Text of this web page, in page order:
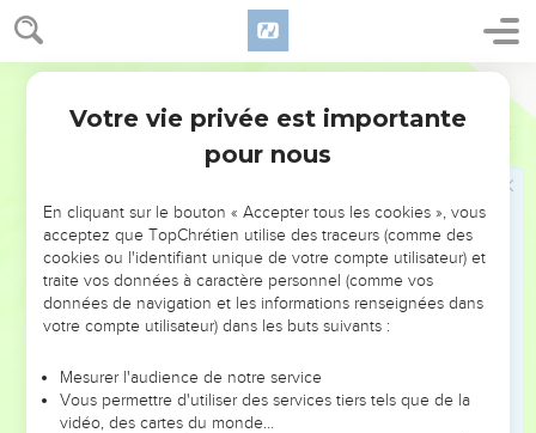
Genèse 46
Jacob en Égypte
Jacob envoya Juda vers Joseph avant lui pour qu'il lui
prépare la voie en Gosen, et ils arrivèrent dans la région de
Joseph attela son char et y monta pour aller à la rencontre
de son père Israël en Gosen. Dès qu'il le vit, il se jeta à son
cou et pleura longtemps sur son épaule.
Israël dit à Joseph : « Je peux mourir maintenant, puisque
tu es encore en vie et que j'ai vu ton visage. »
Joseph dit à ses frères et à la famille de son père : « Je vais
mon père, qui étaient dans le pays de Canaan, sont venus
vers moi.
Votre vie privée est importante
pour nous
En cliquant sur le bouton « Accepter tous les cookies », vous
acceptez que TopChrétien utilise des traceurs (comme des
cookies ou l'identifiant unique de votre compte utilisateur) et
traite vos données à caractère personnel (comme vos
données de navigation et les informations renseignées dans
votre compte utilisateur) dans les buts suivants :
Mesurer l'audience de notre service
Vous permettre d'utiliser des services tiers tels que de la
vidéo, des cartes du monde…